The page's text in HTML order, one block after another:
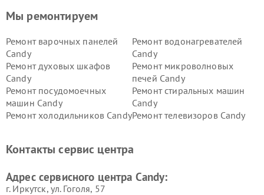
Мы ремонтируем
Ремонт варочных панелей
Candy
Ремонт водонагревателей
Candy
Ремонт духовых шкафов
Candy
Ремонт микроволновых
печей Candy
Ремонт посудомоечных
машин Candy
Ремонт стиральных машин
Candy
Ремонт холодильников CandyРемонт телевизоров Candy
Контакты сервис центра
Адрес сервисного центра Candy:
г. Иркутск, ул. ​Гоголя, 57